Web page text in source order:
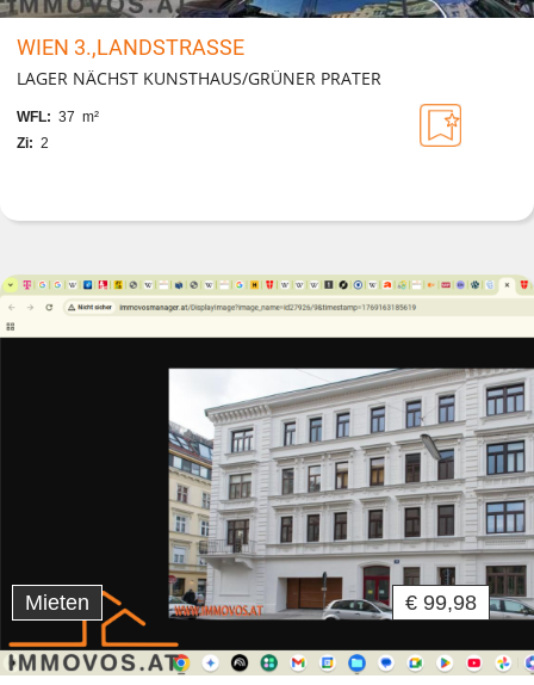
WIEN 3.,LANDSTRASSE
LAGER NÄCHST KUNSTHAUS/GRÜNER PRATER
WFL: 37 m²
Zi: 2
Mieten € 99,98